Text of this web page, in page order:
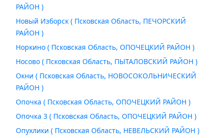
РАЙОН )
Новый Изборск ( Псковская Область, ПЕЧОРСКИЙ
РАЙОН )
Норкино ( Псковская Область, ОПОЧЕЦКИЙ РАЙОН )
Носово ( Псковская Область, ПЫТАЛОВСКИЙ РАЙОН )
Окни ( Псковская Область, НОВОСОКОЛЬНИЧЕСКИЙ
РАЙОН )
Опочка ( Псковская Область, ОПОЧЕЦКИЙ РАЙОН )
Опочка 3 ( Псковская Область, ОПОЧЕЦКИЙ РАЙОН )
Опухлики ( Псковская Область, НЕВЕЛЬСКИЙ РАЙОН )